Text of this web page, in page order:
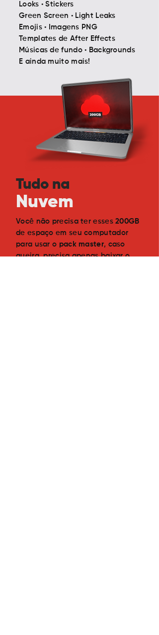
Looks • Stickers
Green Screen • Light Leaks
Emojis• Imagens PNG
Templates de After Effects
Músicas de fundo• Backgrounds
E ainda muito mais!
Tudo na
Nuvem
Você não precisa ter esses200GB
de espaço em seu computador
para usar o pack master, caso
queira, precisa apenas baixar o